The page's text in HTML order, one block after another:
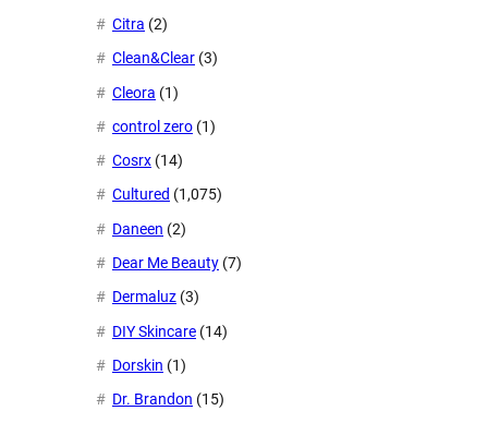
Citra (2)
Clean&Clear (3)
Cleora (1)
control zero (1)
Cosrx (14)
Cultured (1,075)
Daneen (2)
Dear Me Beauty (7)
Dermaluz (3)
DIY Skincare (14)
Dorskin (1)
Dr. Brandon (15)